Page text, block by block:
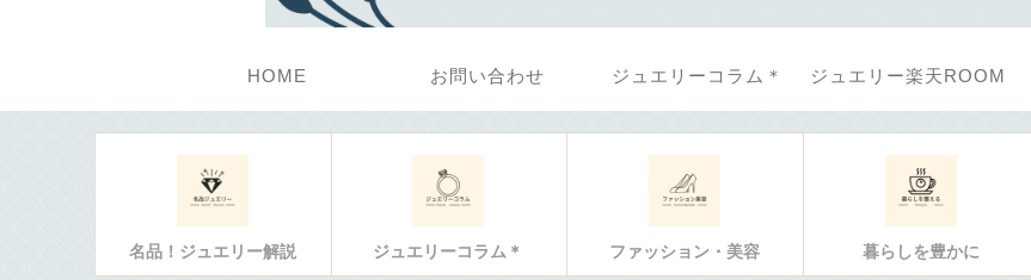
HOME お問い合わせ ジュエリーコラム＊ ジュエリー楽天ROOM
名品！ジュエリー解説 ジュエリーコラム＊ ファッション・美容 暮らしを豊かに